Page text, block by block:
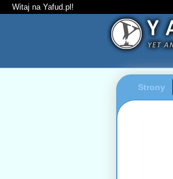
Witaj na Yafud.pl!
Strony